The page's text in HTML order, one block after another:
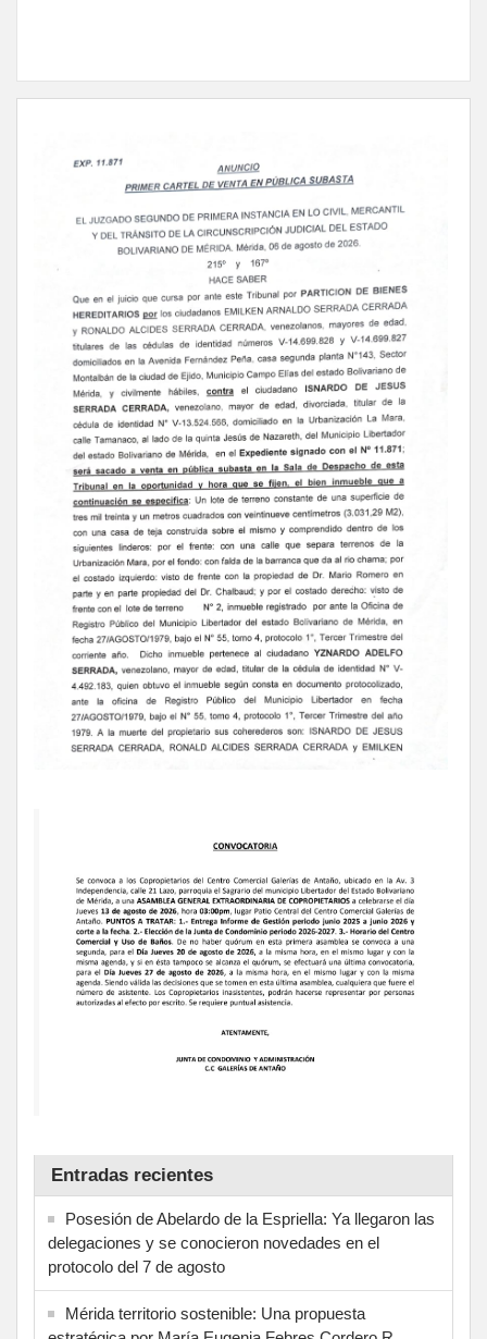
Entradas recientes
Posesión de Abelardo de la Espriella: Ya llegaron las
delegaciones y se conocieron novedades en el
protocolo del 7 de agosto
Mérida territorio sostenible: Una propuesta